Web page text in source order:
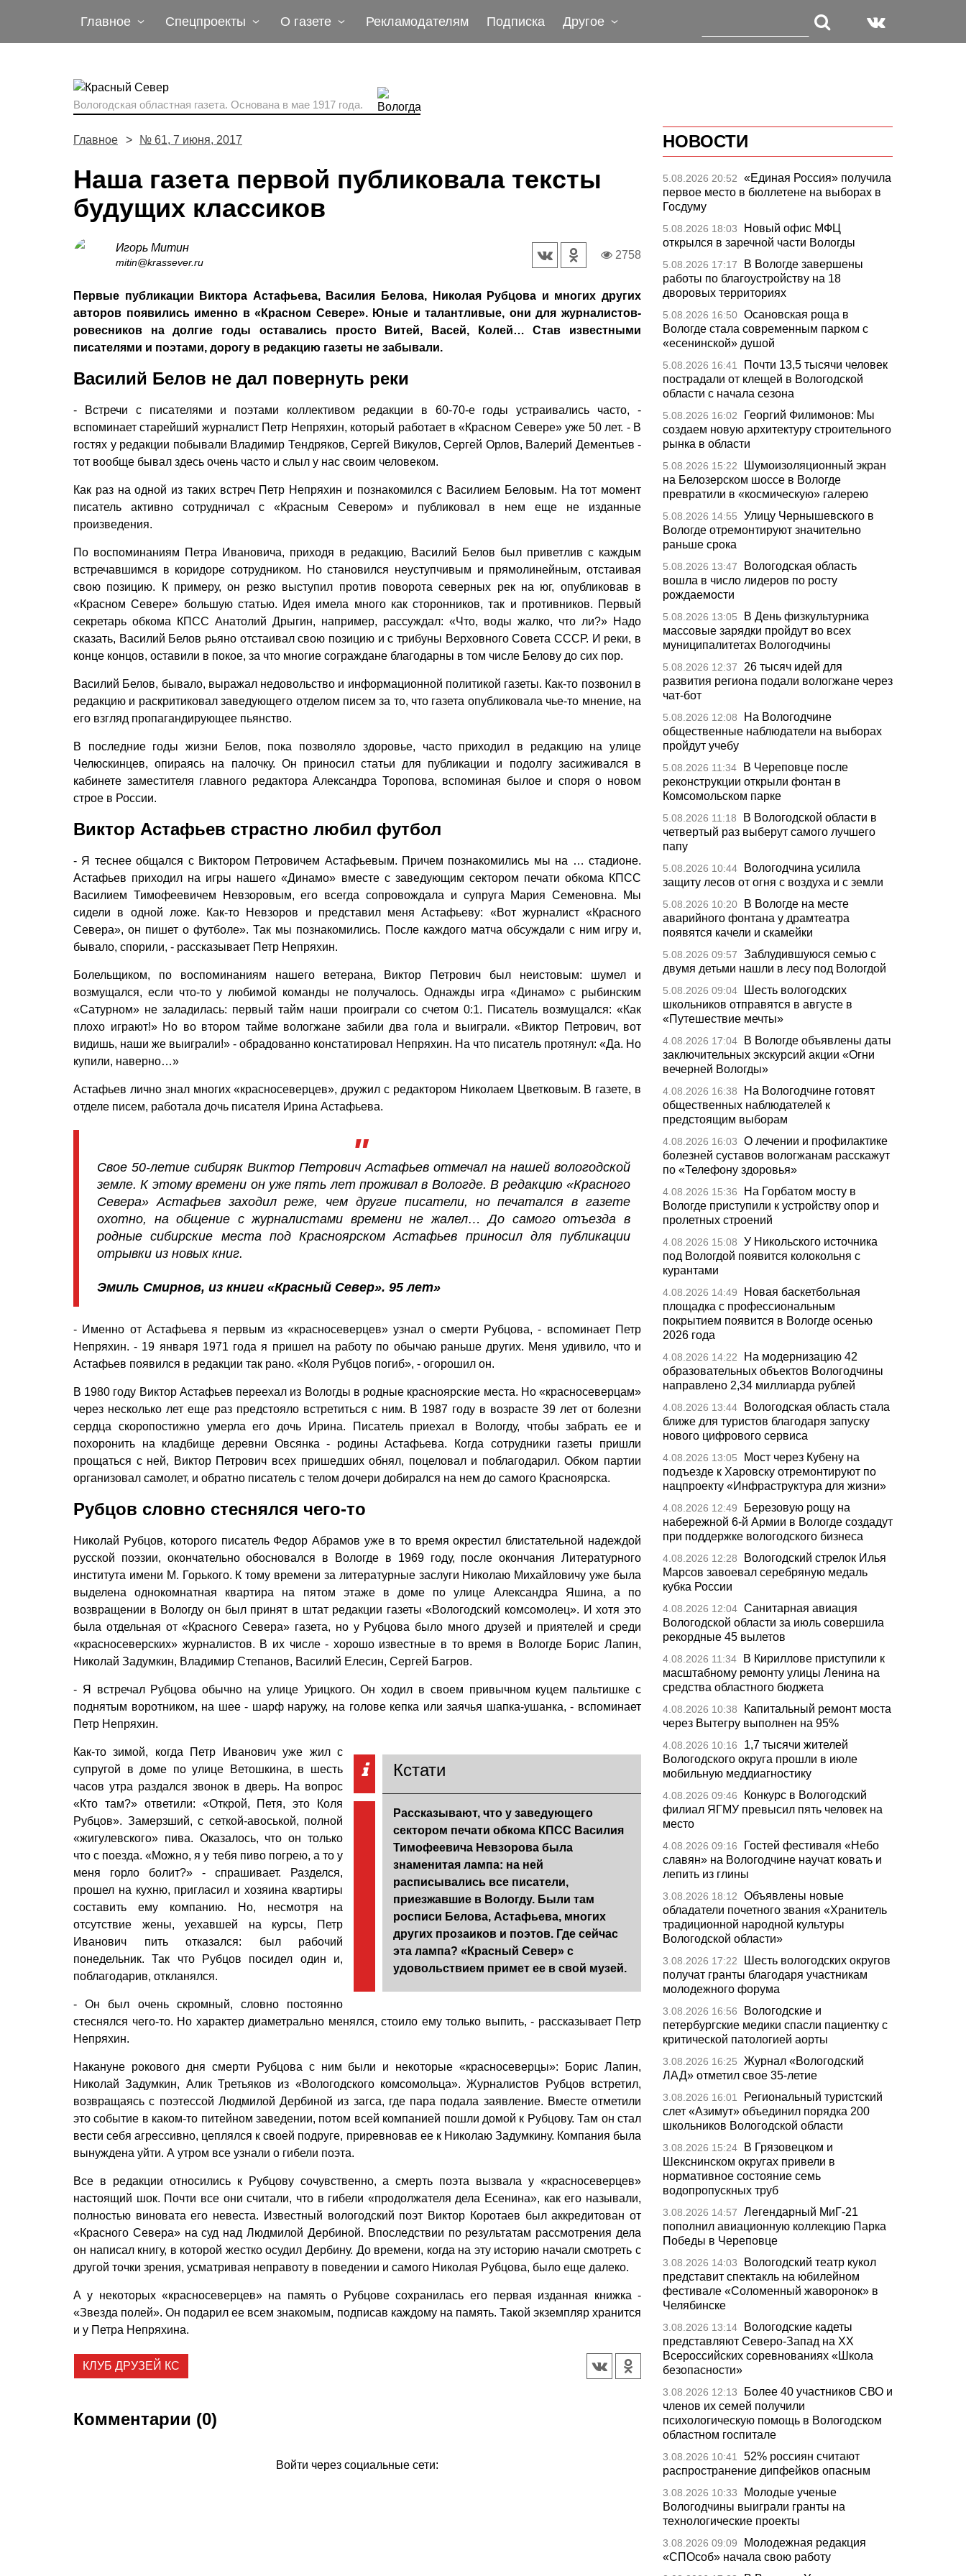
Главное Спецпроекты О газете Рекламодателям Подписка Другое
Вологодская областная газета. Основана в мае 1917 года.
Главное № 61, 7 июня, 2017
Наша газета первой публиковала тексты
будущих классиков
Игорь Митин
mitin@krassever.ru
2758
Первые публикации Виктора Астафьева, Василия Белова, Николая Рубцова и многих других
авторов появились именно в «Красном Севере». Юные и талантливые, они для журналистов-
ровесников на долгие годы оставались просто Витей, Васей, Колей… Став известными
писателями и поэтами, дорогу в редакцию газеты не забывали.
Василий Белов не дал повернуть реки
- Встречи с писателями и поэтами коллективом редакции в 60-70-е годы устраивались часто, -
вспоминает старейший журналист Петр Непряхин, который работает в «Красном Севере» уже 50 лет. - В
гостях у редакции побывали Владимир Тендряков, Сергей Викулов, Сергей Орлов, Валерий Дементьев -
тот вообще бывал здесь очень часто и слыл у нас своим чело­веком.
Как раз на одной из таких встреч Петр Непряхин и познакомился с Василием Беловым. На тот момент
писатель активно сотрудничал с «Красным Севером» и публиковал в нем еще не изданные
произведения.
По воспоминаниям Петра Ивановича, приходя в редакцию, Василий Белов был приветлив с каждым
встречавшимся в коридоре сотрудником. Но становился не­уступчивым и прямолинейным, отстаивая
свою позицию. К примеру, он резко выступил против поворота северных рек на юг, опубликовав в
«Красном Севере» большую статью. Идея имела много как сторонников, так и противников. Первый
секретарь обкома КПСС Анатолий Дрыгин, например, рассуждал: «Что, воды жалко, что ли?» Надо
сказать, Василий Белов рьяно отстаивал свою позицию и с трибуны Верховного Совета СССР. И реки, в
конце концов, оставили в покое, за что многие сограждане благодарны в том числе Белову до сих пор.
Василий Белов, бывало, выражал недовольство и информационной политикой газеты. Как-то позвонил в
редакцию и раскритиковал заведующего отделом писем за то, что газета опубликовала чье-то мнение, на
его взгляд пропагандирующее пьянство.
В последние годы жизни Белов, пока позволяло здоровье, часто приходил в редакцию на улице
Челюскинцев, опираясь на палочку. Он приносил статьи для публикации и подолгу засиживался в
кабинете заместителя главного редактора Александра Торопова, вспоминая былое и споря о новом
строе в России.
Виктор Астафьев страстно любил футбол
- Я теснее общался с Виктором Петровичем Астафьевым. Причем познакомились мы на … стадионе.
Астафьев приходил на игры нашего «Динамо» вместе с заведующим сектором печати обкома КПСС
Василием Тимофеевичем Невзоровым, его всегда сопровождала и супруга Мария Семеновна. Мы
сидели в одной ложе. Как-то Невзоров и представил меня Астафьеву: «Вот журналист «Красного
Севера», он пишет о футболе». Так мы познакомились. После каждого матча обсуждали с ним игру и,
бывало, спорили, - рассказывает Петр Непряхин.
Болельщиком, по воспоминаниям нашего ветерана, Виктор Петрович был неистовым: шумел и
возмущался, если что-то у любимой команды не получалось. Однажды игра «Динамо» с рыбинским
«Сатурном» не заладилась: первый тайм наши проиграли со счетом 0:1. Писатель возмущался: «Как
плохо играют!» Но во втором тайме вологжане забили два гола и выиграли. «Виктор Петрович, вот
видишь, наши же выиграли!» - обрадованно констатировал Непряхин. На что писатель протянул: «Да. Но
купили, наверно…»
Астафьев лично знал многих «красносеверцев», дружил с редактором Николаем Цветковым. В газете, в
отделе писем, работала дочь писателя Ирина Астафьева.
Свое 50-летие сибиряк Виктор Петрович Астафьев отмечал на нашей вологодской
земле. К этому времени он уже пять лет проживал в Вологде. В редакцию «Красного
Севера» Астафьев заходил реже, чем другие писатели, но печатался в газете
охотно, на общение с журналистами времени не жалел… До самого отъезда в
родные сибирские места под Красноярском Астафьев приносил для публикации
отрывки из новых книг.
Эмиль Смирнов, из книги «Красный Север». 95 лет»
- Именно от Астафьева я первым из «красносеверцев» узнал о смерти Рубцова, - вспоминает Петр
Непряхин. - 19 января 1971 года я пришел на работу по обычаю раньше других. Меня удивило, что и
Астафьев появился в редакции так рано. «Коля Рубцов погиб», - огорошил он.
В 1980 году Виктор Астафьев переехал из Вологды в родные красноярские места. Но «красносеверцам»
через несколько лет еще раз предстояло встретиться с ним. В 1987 году в возрасте 39 лет от болезни
сердца скоропостижно умерла его дочь Ирина. Писатель приехал в Вологду, чтобы забрать ее и
похоронить на кладбище деревни Овсянка - родины Астафьева. Когда сотрудники газеты пришли
прощаться с ней, Виктор Петрович всех пришедших обнял, поцеловал и поблагодарил. Обком партии
организовал самолет, и обратно писатель с телом дочери добирался на нем до самого Красноярска.
Рубцов словно стеснялся чего-то
Николай Рубцов, которого писатель Федор Абрамов уже в то время окрестил блистательной надеждой
русской поэзии, окончательно обосновался в Вологде в 1969 году, после окончания Литературного
института имени М. Горького. К тому времени за литературные заслуги Николаю Михайловичу уже была
выделена однокомнатная квартира на пятом этаже в доме по улице Александра Яшина, а по
возвращении в Вологду он был принят в штат редакции газеты «Вологодский комсомолец». И хотя это
была отдельная от «Красного Севера» газета, но у Рубцова было много друзей и приятелей и среди
«красносеверских» журналистов. В их числе - хорошо известные в то время в Вологде Борис Лапин,
Николай Задумкин, Владимир Степанов, Василий Елесин, Сергей Багров.
- Я встречал Рубцова обычно на улице Урицкого. Он ходил в своем привычном куцем пальтишке с
поднятым воротником, на шее - шарф наружу, на голове кепка или заячья шапка-ушанка, - вспоминает
Петр Непряхин.
Кстати
Рассказывают, что у заведующего
сектором печати обкома КПСС Василия
Тимофеевича Невзорова была
знаменитая лампа: на ней
расписывались все писатели,
приезжавшие в Вологду. Были там
росписи Белова, Астафьева, многих
других прозаиков и поэтов. Где сейчас
эта лампа? «Красный Север» с
удовольствием примет ее в свой музей.
Как-то зимой, когда Петр Иванович уже жил с
супругой в доме по улице Ветошкина, в шесть
часов утра раздался звонок в дверь. На вопрос
«Кто там?» ответили: «Открой, Петя, это Коля
Рубцов». Замерзший, с сеткой-авоськой, полной
«жигулевского» пива. Оказалось, что он только
что с поезда. «Можно, я у тебя пиво погрею, а то у
меня горло болит?» - спрашивает. Разделся,
прошел на кухню, пригласил и хозяина квартиры
составить ему компанию. Но, несмотря на
отсутствие жены, уехавшей на курсы, Петр
Иванович пить отказался: был рабочий
понедельник. Так что Рубцов посидел один и,
поблагодарив, откланялся.
- Он был очень скромный, словно постоянно
стеснялся чего-то. Но характер диаметрально менялся, стоило ему только выпить, - рассказывает Петр
Непряхин.
Накануне рокового дня смерти Рубцова с ним были и некоторые «красносеверцы»: Борис Лапин,
Николай Задумкин, Алик Третьяков из «Вологодского комсомольца». Журналистов Рубцов встретил,
возвращаясь с поэтессой Людмилой Дербиной из загса, где пара подала заявление. Вместе отметили
это событие в каком-то питейном заведении, потом всей компанией пошли домой к Рубцову. Там он стал
вести себя агрессивно, цеплялся к своей подруге, приревновав ее к Николаю Задумкину. Компания была
вынуждена уйти. А утром все узнали о гибели поэта.
Все в редакции относились к Рубцову сочувственно, а смерть поэта вызвала у «красносеверцев»
настоящий шок. Почти все они считали, что в гибели «продолжателя дела Есенина», как его называли,
полностью виновата его невеста. Известный вологодский поэт Виктор Коротаев был аккредитован от
«Красного Севера» на суд над Людмилой Дербиной. Впоследствии по результатам рассмотрения дела
он написал книгу, в которой жестко осудил Дербину. До времени, когда на эту историю начали смотреть с
другой точки зрения, усматривая неправоту в поведении и самого Николая Рубцова, было еще далеко.
А у некоторых «красносеверцев» на память о Рубцове сохранилась его первая изданная книжка -
«Звезда полей». Он подарил ее всем знакомым, подписав каждому на память. Такой экземпляр хранится
и у Петра Непряхина.
КЛУБ ДРУЗЕЙ КС
Комментарии (0)
Войти через социальные сети:
НОВОСТИ
5.08.2026 20:52
«Единая Россия» получила
первое место в бюллетене на выборах в
Госдуму
5.08.2026 18:03
Новый офис МФЦ
открылся в заречной части Вологды
5.08.2026 17:17
В Вологде завершены
работы по благоустройству на 18
дворовых территориях
5.08.2026 16:50 Осановская роща в
Вологде стала современным парком с
«есенинской» душой
5.08.2026 16:41
Почти 13,5 тысячи человек
пострадали от клещей в Вологодской
области с начала сезона
5.08.2026 16:02
Георгий Филимонов: Мы
создаем новую архитектуру строительного
рынка в области
5.08.2026 15:22
Шумоизоляционный экран
на Белозерском шоссе в Вологде
превратили в «космическую» галерею
5.08.2026 14:55
Улицу Чернышевского в
Вологде отремонтируют значительно
раньше срока
5.08.2026 13:47
Вологодская область
вошла в число лидеров по росту
рождаемости
5.08.2026 13:05
В День физкультурника
массовые зарядки пройдут во всех
муниципалитетах Вологодчины
5.08.2026 12:37
26 тысяч идей для
развития региона подали вологжане через
чат-бот
5.08.2026 12:08
На Вологодчине
общественные наблюдатели на выборах
пройдут учебу
5.08.2026 11:34
В Череповце после
реконструкции открыли фонтан в
Комсомольском парке
5.08.2026 11:18
В Вологодской области в
четвертый раз выберут самого лучшего
папу
5.08.2026 10:44
Вологодчина усилила
защиту лесов от огня с воздуха и с земли
5.08.2026 10:20
В Вологде на месте
аварийного фонтана у драмтеатра
появятся качели и скамейки
5.08.2026 09:57
Заблудившуюся семью с
двумя детьми нашли в лесу под Вологдой
5.08.2026 09:04
Шесть вологодских
школьников отправятся в августе в
«Путешествие мечты»
4.08.2026 17:04
В Вологде объявлены даты
заключительных экскурсий акции «Огни
вечерней Вологды»
4.08.2026 16:38
На Вологодчине готовят
общественных наблюдателей к
предстоящим выборам
4.08.2026 16:03
О лечении и профилактике
болезней суставов вологжанам расскажут
по «Телефону здоровья»
4.08.2026 15:36
На Горбатом мосту в
Вологде приступили к устройству опор и
пролетных строений
4.08.2026 15:08
У Никольского источника
под Вологдой появится колокольня с
курантами
4.08.2026 14:49
Новая баскетбольная
площадка с профессиональным
покрытием появится в Вологде осенью
2026 года
4.08.2026 14:22
На модернизацию 42
образовательных объектов Вологодчины
направлено 2,34 миллиарда рублей
4.08.2026 13:44
Вологодская область стала
ближе для туристов благодаря запуску
нового цифрового сервиса
4.08.2026 13:05
Мост через Кубену на
подъезде к Харовску отремонтируют по
нацпроекту «Инфраструктура для жизни»
4.08.2026 12:49
Березовую рощу на
набережной 6-й Армии в Вологде создадут
при поддержке вологодского бизнеса
4.08.2026 12:28
Вологодский стрелок Илья
Марсов завоевал серебряную медаль
кубка России
4.08.2026 12:04 Санитарная авиация
Вологодской области за июль совершила
рекордные 45 вылетов
4.08.2026 11:34
В Кириллове приступили к
масштабному ремонту улицы Ленина на
средства областного бюджета
4.08.2026 10:38
Капитальный ремонт моста
через Вытегру выполнен на 95%
4.08.2026 10:16
1,7 тысячи жителей
Вологодского округа прошли в июле
мобильную меддиагностику
4.08.2026 09:46
Конкурс в Вологодский
филиал ЯГМУ превысил пять человек на
место
4.08.2026 09:16
Гостей фестиваля «Небо
славян» на Вологодчине научат ковать и
лепить из глины
3.08.2026 18:12
Объявлены новые
обладатели почетного звания «Хранитель
традиционной народной культуры
Вологодской области»
3.08.2026 17:22
Шесть вологодских округов
получат гранты благодаря участникам
молодежного форума
3.08.2026 16:56
Вологодские и
петербургские медики спасли пациентку с
критической патологией аорты
3.08.2026 16:25
Журнал «Вологодский
ЛАД» отметил свое 35-летие
3.08.2026 16:01
Региональный туристский
слет «Азимут» объединил порядка 200
школьников Вологодской области
3.08.2026 15:24
В Грязовецком и
Шекснинском округах привели в
нормативное состояние семь
водопропускных труб
3.08.2026 14:57
Легендарный МиГ-21
пополнил авиационную коллекцию Парка
Победы в Череповце
3.08.2026 14:03
Вологодский театр кукол
представит спектакль на юбилейном
фестивале «Соломенный жаворонок» в
Челябинске
3.08.2026 13:14
Вологодские кадеты
представляют Северо-Запад на XX
Всероссийских соревнованиях «Школа
безопасности»
3.08.2026 12:13
Более 40 участников СВО и
членов их семей получили
психологическую помощь в Вологодском
областном госпитале
3.08.2026 10:41
52% россиян считают
распространение дипфейков опасным
3.08.2026 10:33
Молодые ученые
Вологодчины выиграли гранты на
технологические проекты
3.08.2026 09:09
Молодежная редакция
«СПОсоб» начала свою работу